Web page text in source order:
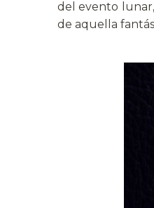
del evento
de aquella